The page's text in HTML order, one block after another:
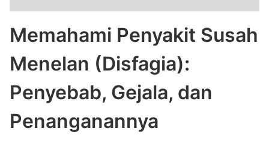
Memahami Penyakit Susah
Menelan (Disfagia):
Penyebab, Gejala, dan
Penanganannya